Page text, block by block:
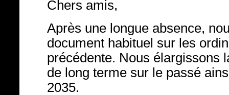
Chers amis,
Après une longue absence,
document habituel sur les
précédente. Nous élargissons
de long terme sur le passé
2035.